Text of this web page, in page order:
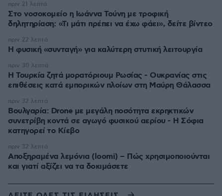
Στο νοσοκομείο η Ιωάννα Τούνη με τροφική
δηλητηρίαση: «Τι μάτι πρέπει να έχω φάει», δείτε βίντεο
πριν 21 λεπτά
Η φυσική «συνταγή» για καλύτερη στυτική λειτουργία
πριν 22 λεπτά
Η Τουρκία ζητά μορατόριουμ Ρωσίας - Ουκρανίας στις
επιθέσεις κατά εμπορικών πλοίων στη Μαύρη Θάλασσα
πριν 30 λεπτά
Βουλγαρία: Drone με μεγάλη ποσότητα εκρηκτικών
συνετρίβη κοντά σε αγωγό φυσικού αερίου - Η Σόφια
κατηγορεί το Κίεβο
πριν 32 λεπτά
Αποξηραμένα λεμόνια (loomi) – Πώς χρησιμοποιούνται
και γιατί αξίζει να τα δοκιμάσετε
πριν 32 λεπτά